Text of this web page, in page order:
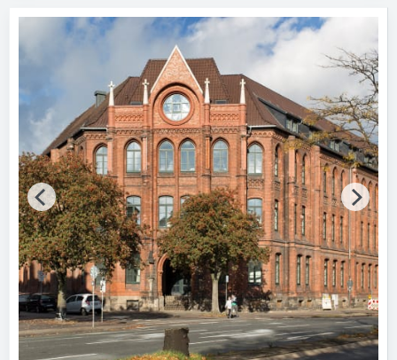
Gebäude
Fertigstellung (Jahr)
Bitte wählen…
Baumaßnahme
Bitte auswählen
Tragwerkskonstruktion
Bitte auswählen
Vollgeschosse
Bitte auswählen